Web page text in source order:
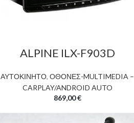
ALPINE ILX-F903D
ΑΥΤΟΚΙΝΗΤΟ,ΟΘΟΝΕΣ-MULTIMEDIA –
CARPLAY/ANDROID AUTO
869,00€